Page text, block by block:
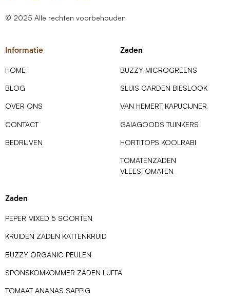
© 2025 Alle rechten voorbehouden
Informatie
HOME
BLOG
OVER ONS
CONTACT
BEDRIJVEN
Zaden
BUZZY MICROGREENS
SLUIS GARDEN BIESLOOK
VAN HEMERT KAPUCIJNER
GAIAGOODS TUINKERS
HORTITOPS KOOLRABI
TOMATENZADEN
VLEESTOMATEN
Zaden
PEPER MIXED 5 SOORTEN
KRUIDEN ZADEN KATTENKRUID
BUZZY ORGANIC PEULEN
SPONSKOMKOMMER ZADEN LUFFA
TOMAAT ANANAS SAPPIG